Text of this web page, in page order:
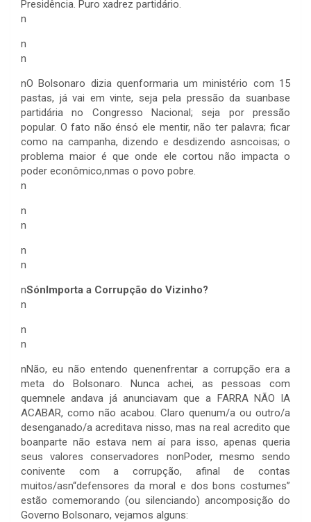
Presidência. Puro xadrez partidário.
n
n
n
nO Bolsonaro dizia quenformaria um ministério com 15
pastas, já vai em vinte, seja pela pressão da suanbase
partidária no Congresso Nacional; seja por pressão
popular. O fato não énsó ele mentir, não ter palavra; ficar
como na campanha, dizendo e desdizendo asncoisas; o
problema maior é que onde ele cortou não impacta o
poder econômico,nmas o povo pobre.
n
n
n
n
n
nSónImporta a Corrupção do Vizinho?
n
n
n
nNão, eu não entendo quenenfrentar a corrupção era a
meta do Bolsonaro. Nunca achei, as pessoas com
quemnele andava já anunciavam que a FARRA NÃO IA
ACABAR, como não acabou. Claro quenum/a ou outro/a
desenganado/a acreditava nisso, mas na real acredito que
boanparte não estava nem aí para isso, apenas queria
seus valores conservadores nonPoder, mesmo sendo
conivente com a corrupção, afinal de contas
muitos/asn“defensores da moral e dos bons costumes”
estão comemorando (ou silenciando) ancomposição do
Governo Bolsonaro, vejamos alguns: